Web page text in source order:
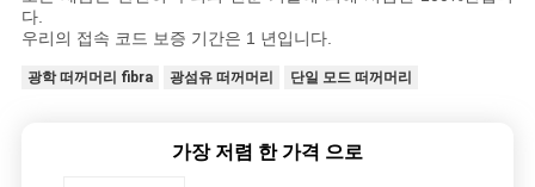
다.
우리의 접속 코드 보증 기간은 1 년입니다.
광학 떠꺼머리 fibra 광섬유 떠꺼머리 단일 모드 떠꺼머리
가장 저렴 한 가격 으로